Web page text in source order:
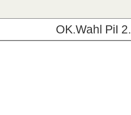
OK.Wahl PiI